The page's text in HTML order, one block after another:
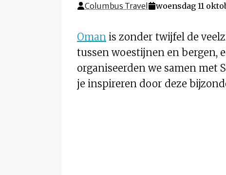
Columbus Travel woensdag 11
Oman is zonder twijfel de
tussen woestijnen en bergen,
organiseerden we samen met
je inspireren door deze